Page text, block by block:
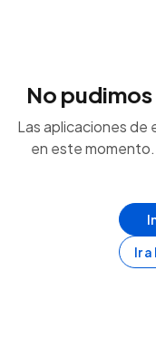
No
Las aplicaciones
en este
Ir